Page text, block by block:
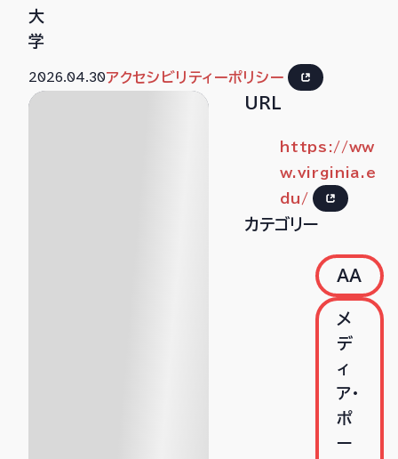
大
学
2026.04.30アクセシビリティーポリシー
URL
https://ww
w.virginia.e
du/
カテゴリー
AA
メ
デ
ィ
ア・
ポ
ー